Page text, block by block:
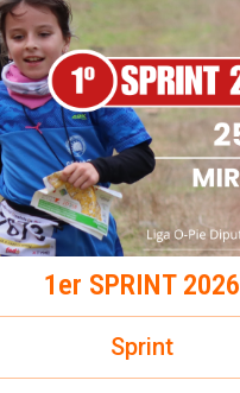
1er SPRINT 2026
Sprint